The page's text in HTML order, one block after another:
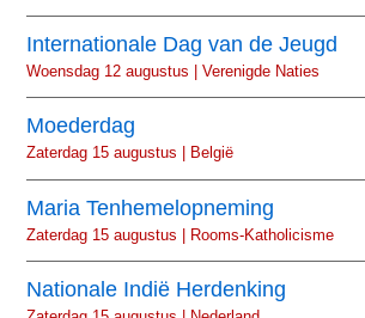
Internationale Dag van de Jeugd
Woensdag 12 augustus | Verenigde Naties
Moederdag
Zaterdag 15 augustus | België
Maria Tenhemelopneming
Zaterdag 15 augustus | Rooms-Katholicisme
Nationale Indië Herdenking